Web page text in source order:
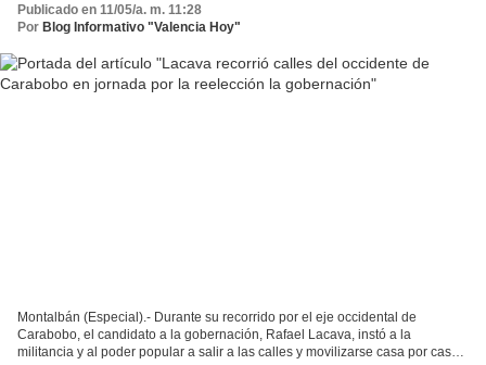
Publicado en 11/05/a. m. 11:28
Por Blog Informativo "Valencia Hoy"
Montalbán (Especial).- Durante su recorrido por el eje occidental de
Carabobo, el candidato a la gobernación, Rafael Lacava, instó a la
militancia y al poder popular a salir a las calles y movilizarse casa por casa